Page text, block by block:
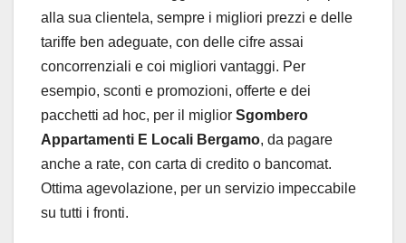
alla sua clientela, sempre i migliori prezzi e delle
tariffe ben adeguate, con delle cifre assai
concorrenziali e coi migliori vantaggi. Per
esempio, sconti e promozioni, offerte e dei
pacchetti ad hoc, per il miglior Sgombero
Appartamenti E Locali Bergamo, da pagare
anche a rate, con carta di credito o bancomat.
Ottima agevolazione, per un servizio impeccabile
su tutti i fronti.